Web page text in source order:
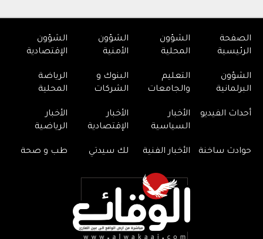
الصفحة
الرئيسية
الشؤون
المحلية
الشؤون
الأمنية
الشؤون
الإقتصادية
الشؤون
البرلمانية
التعليم
والجامعات
البنوك و
الشركات
الرياضة
المحلية
أحداث الفيديو
الأخبار
السياسية
الأخبار
الإقتصادية
الأخبار
الرياضية
حوادث ساخنة الأخبار الفنية لك سيدتي طب و صحة